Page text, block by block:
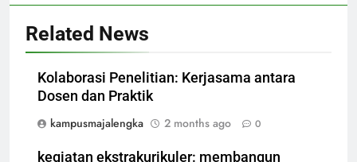
Related News
Kolaborasi Penelitian: Kerjasama antara
Dosen dan Praktik
kampusmajalengka
2 months ago 0
kegiatan ekstrakurikuler: membangun